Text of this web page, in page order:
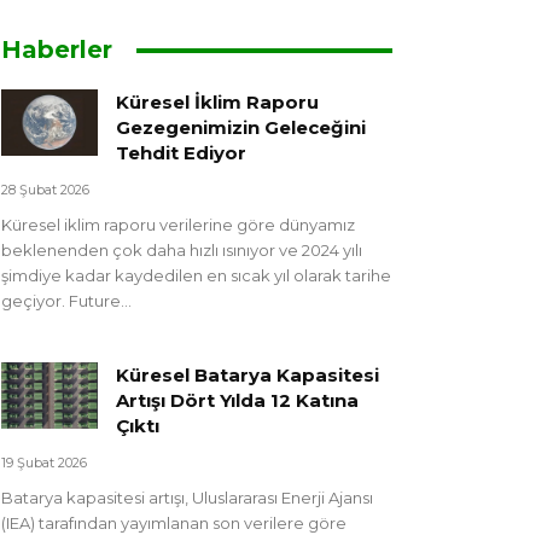
Haberler
Küresel İklim Raporu
Gezegenimizin Geleceğini
Tehdit Ediyor
28 Şubat 2026
Küresel iklim raporu verilerine göre dünyamız
beklenenden çok daha hızlı ısınıyor ve 2024 yılı
şimdiye kadar kaydedilen en sıcak yıl olarak tarihe
geçiyor. Future...
Küresel Batarya Kapasitesi
Artışı Dört Yılda 12 Katına
Çıktı
19 Şubat 2026
Batarya kapasitesi artışı, Uluslararası Enerji Ajansı
(IEA) tarafından yayımlanan son verilere göre